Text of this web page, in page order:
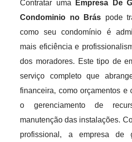
Contratar uma
Empresa De
Condominio no Brás pode
como seu condomínio é
mais eficiência e
dos moradores. Este tipo de
serviço completo que
financeira, como orçamentos e
o gerenciamento de
manutenção das instalações.
profissional, a empresa de